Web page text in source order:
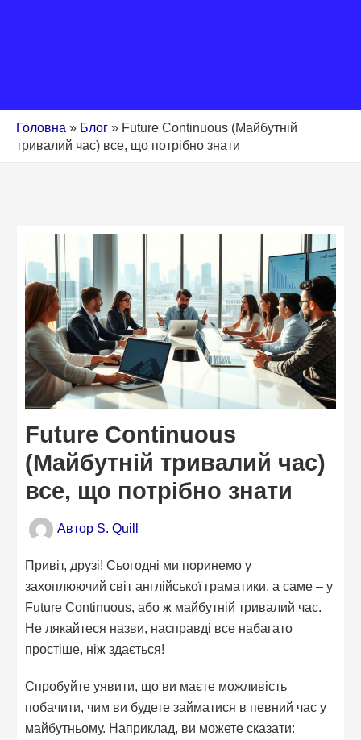
Головна » Блог » Future Continuous (Майбутній
тривалий час) все, що потрібно знати
Future Continuous
(Майбутній тривалий час)
все, що потрібно знати
Автор S. Quill
Привіт, друзі! Сьогодні ми поринемо у
захоплюючий світ англійської граматики, а саме – у
Future Continuous, або ж майбутній тривалий час.
Не лякайтеся назви, насправді все набагато
простіше, ніж здається!
Спробуйте уявити, що ви маєте можливість
побачити, чим ви будете займатися в певний час у
майбутньому. Наприклад, ви можете сказати: